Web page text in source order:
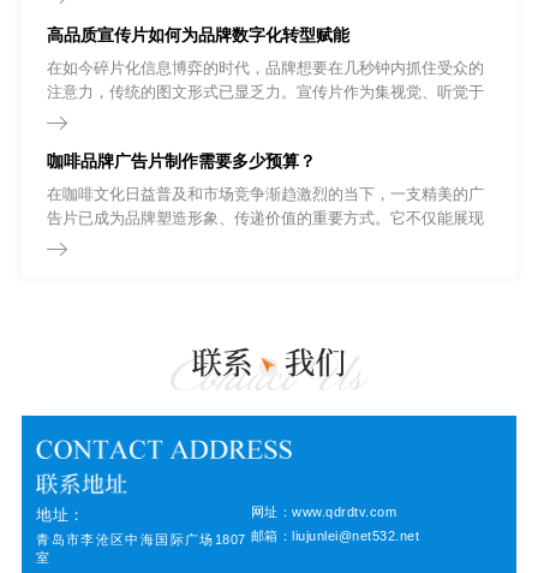
高品质宣传片如何为品牌数字化转型赋能
在如今碎片化信息博弈的时代，品牌想要在几秒钟内抓住受众的
注意力，传统的图文形式已显乏力。宣传片作为集视觉、听觉于
一体的强有力输出载体，正逐渐从企业的“加分项”转变为“必选
质量的宣传片都能以极具冲击力的画面语言，为企业建立起坚实
的信任背书。
咖啡品牌广告片制作需要多少预算？
在咖啡文化日益普及和市场竞争渐趋激烈的当下，一支精美的广
告片已成为品牌塑造形象、传递价值的重要方式。它不仅能展现
咖啡的品质与风味，还能通过视觉语言连接消费者的情感与生活
地址：
青岛市李沧区中海国际广场1807
室
网址：www.qdrdtv.com
邮箱：liujunlei@net532.net